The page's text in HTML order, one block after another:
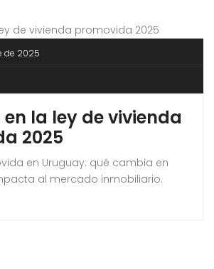
de 2025
la ley de vivienda
2025
en Uruguay: qué cambia en
al mercado inmobiliario.